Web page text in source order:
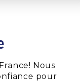
Nous
pour